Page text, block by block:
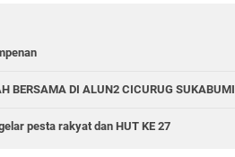
BERSAMA DI ALUN2 CICURUG SUKABUMI
pesta rakyat dan HUT KE 27